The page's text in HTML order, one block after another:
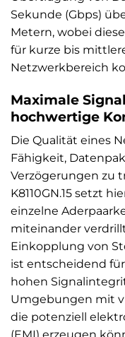
Sekunde (Gbps)
Metern, wobei
für kurze bis
Netzwerkbereich
Maximale
hochwertige
Die Qualität eines
Fähigkeit,
Verzögerungen zu
K8110GN.15 setzt
einzelne
miteinander
Einkopplung von
ist entscheidend
hohen
Umgebungen mit
die potenziell